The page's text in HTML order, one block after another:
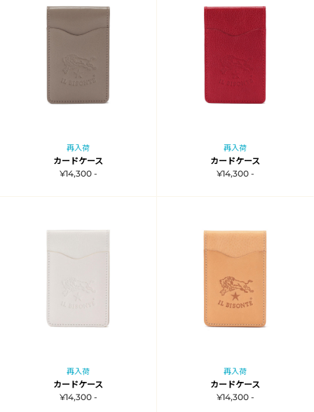
再入荷
カードケース
¥14,300 -
再入荷
カードケース
¥14,300 -
再入荷
カードケース
¥14,300 -
再入荷
カードケース
¥14,300 -